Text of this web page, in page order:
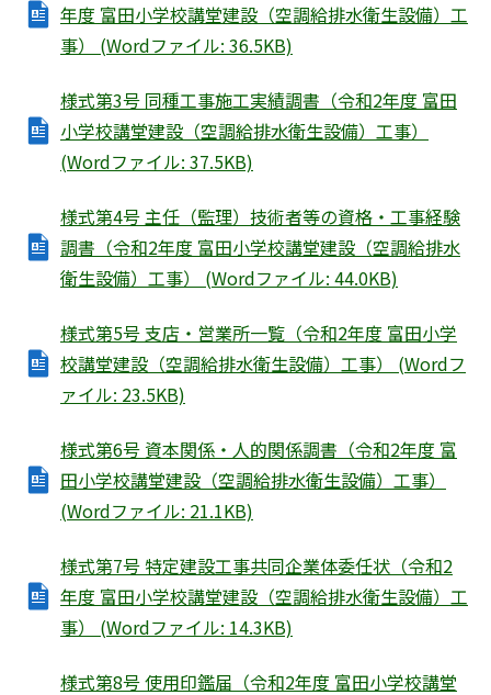
年度 富田小学校講堂建設（空調給排水衛生設備）工
事） (Wordファイル: 36.5KB)
様式第3号 同種工事施工実績調書（令和2年度 富田
小学校講堂建設（空調給排水衛生設備）工事）
(Wordファイル: 37.5KB)
様式第4号 主任（監理）技術者等の資格・工事経験
調書（令和2年度 富田小学校講堂建設（空調給排水
衛生設備）工事） (Wordファイル: 44.0KB)
様式第5号 支店・営業所一覧（令和2年度 富田小学
校講堂建設（空調給排水衛生設備）工事） (Wordフ
ァイル: 23.5KB)
様式第6号 資本関係・人的関係調書（令和2年度 富
田小学校講堂建設（空調給排水衛生設備）工事）
(Wordファイル: 21.1KB)
様式第7号 特定建設工事共同企業体委任状（令和2
年度 富田小学校講堂建設（空調給排水衛生設備）工
事） (Wordファイル: 14.3KB)
様式第8号 使用印鑑届（令和2年度 富田小学校講堂